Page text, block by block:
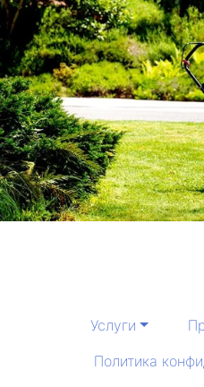
Услуги
Политика